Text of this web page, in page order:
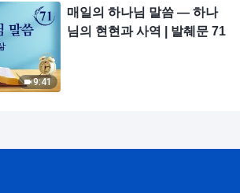
9:41
매일의 하나님 말씀 ― 하나
님의 현현과 사역 | 발췌문 71